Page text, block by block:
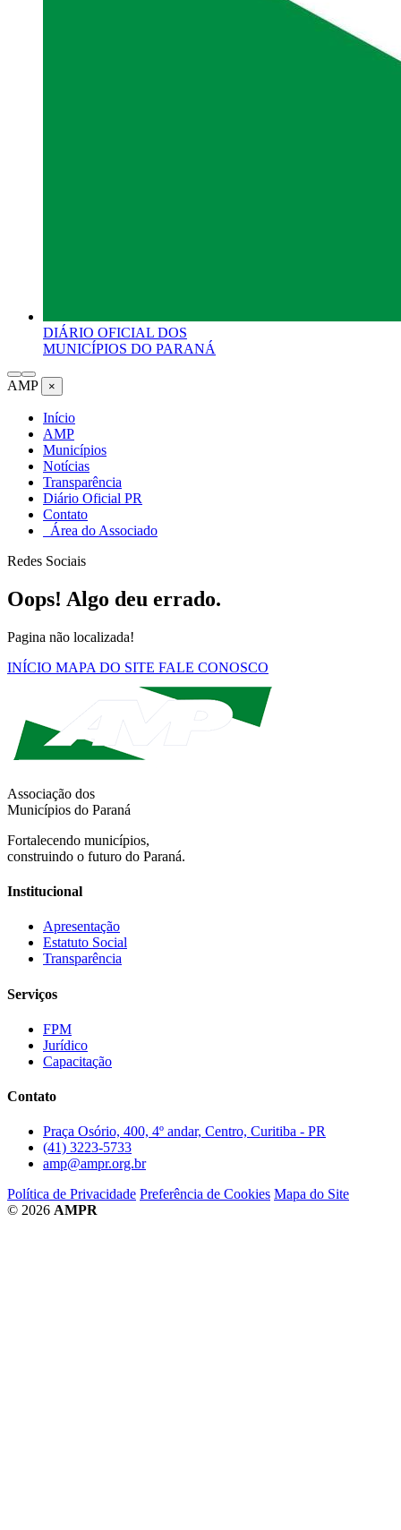
DIÁRIO OFICIAL DOS
MUNICÍPIOS DO PARANÁ
AMP ×
Início
AMP
Municípios
Notícias
Transparência
Diário Oficial PR
Contato
Área do Associado
Redes Sociais
Oops! Algo deu errado.
Pagina não localizada!
INÍCIO MAPA DO SITE FALE CONOSCO
Associação dos
Municípios do Paraná
Fortalecendo municípios,
construindo o futuro do Paraná.
Institucional
Apresentação
Estatuto Social
Transparência
Serviços
FPM
Jurídico
Capacitação
Contato
Praça Osório, 400, 4º andar, Centro, Curitiba - PR
(41) 3223-5733
amp@ampr.org.br
Política de Privacidade Preferência de Cookies Mapa do Site
© 2026 AMPR